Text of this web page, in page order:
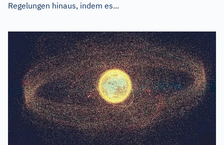
Regelungen hinaus, indem es...